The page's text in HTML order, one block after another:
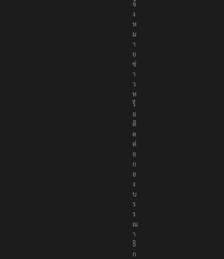
จ้
ง
ห
ม
า
ย
ข่
า
ว
ห
รื
อ
ติ
ด
ต่
อ
ก
อ
ง
บ
ร
ร
ณ
า
ธิ
ก